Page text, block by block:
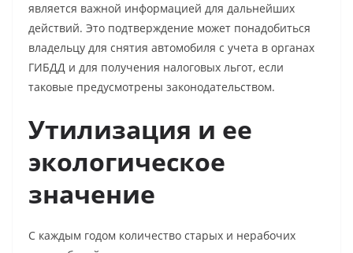
является важной информацией для дальнейших
действий. Это подтверждение может понадобиться
владельцу для снятия автомобиля с учета в органах
ГИБДД и для получения налоговых льгот, если
таковые предусмотрены законодательством.
Утилизация и ее
экологическое
значение
С каждым годом количество старых и нерабочих